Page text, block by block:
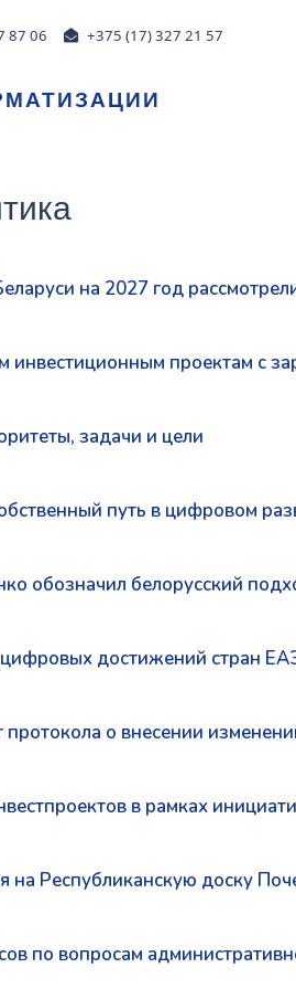
87 06 +375 (17) 327 21 57
на 2027 год
инвестиционным проектам с
задачи и цели
путь в цифровом
обозначил белорусский
цифровых достижений стран
о внесении
в рамках
Республиканскую доску
по вопросам